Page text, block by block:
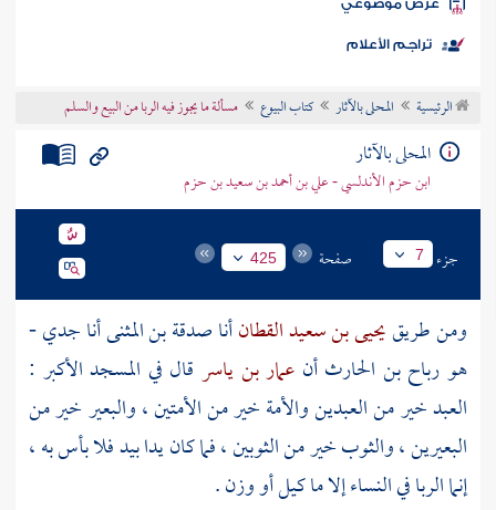
الكتب
موضوعي
تراجم الأعلام
الرئيسية المحلى بالآثار كتاب البيوع مسألة ما يجوز فيه الربا من البيع والسلم
المحلى بالآثار
ابن حزم الأندلسي - علي بن أحمد بن سعيد بن حزم
جزء 7 صفحة 425
ومن طريقيحيى بن سعيد القطانأناصدقة بن المثنىأنا جدي -
هورباح بن الحارثأن عمار بن ياسر قال في المسجد الأكبر :
العبد خير من العبدين والأمة خير من الأمتين ، والبعير خير من
البعيرين ، والثوب خير من الثوبين ، فما كان يدا بيد فلا بأس به ،
إنما الربا في النساء إلا ما كيل أو وزن .